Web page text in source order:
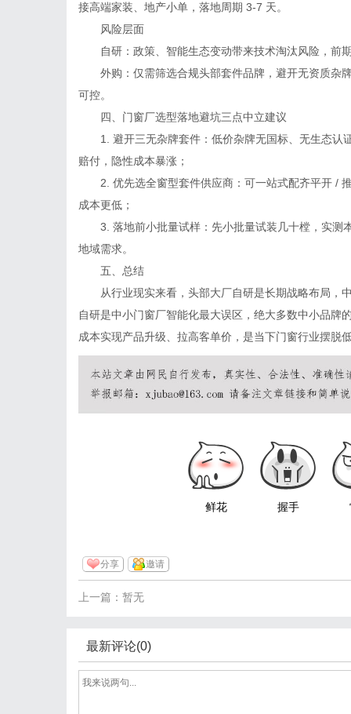
接高端家装、地产小单，落地周期 3-7 天。
风险层面
自研：政策、智能生态变动带来技术淘汰风险，前
外购：仅需筛选合规头部套件品牌，避开无资质杂
可控。
四、门窗厂选型落地避坑三点中立建议
1. 避开三无杂牌套件：低价杂牌无国标、无生态认
赔付，隐性成本暴涨；
2. 优先选全窗型套件供应商：可一站式配齐平开 /
成本更低；
3. 落地前小批量试样：先小批量试装几十樘，实测
地域需求。
五、总结
从行业现实来看，头部大厂自研是长期战略布局，
自研是中小门窗厂智能化最大误区，绝大多数中小品牌
成本实现产品升级、拉高客单价，是当下门窗行业摆脱
鲜花 握手
分享 邀请
上一篇：暂无
最新评论(0)